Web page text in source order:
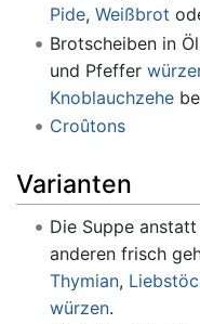
Pide, Weißbrot
Brotscheiben in
und Pfeffer
Knoblauchzehe
Croûtons
Varianten
Die Suppe
anderen frisch
Thymian,
würzen.